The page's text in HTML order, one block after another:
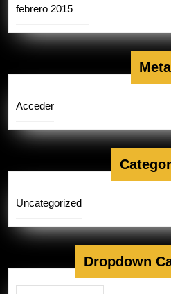
febrero 2015
Meta
Acceder
Uncategorized
Dropdown